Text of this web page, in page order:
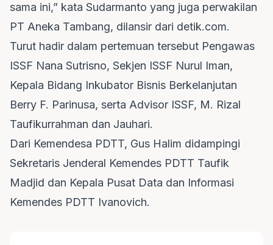
sama ini,” kata Sudarmanto yang juga perwakilan
PT Aneka Tambang, dilansir dari detik.com.
Turut hadir dalam pertemuan tersebut Pengawas
ISSF Nana Sutrisno, Sekjen ISSF Nurul Iman,
Kepala Bidang Inkubator Bisnis Berkelanjutan
Berry F. Parinusa, serta Advisor ISSF, M. Rizal
Taufikurrahman dan Jauhari.
Dari Kemendesa PDTT, Gus Halim didampingi
Sekretaris Jenderal Kemendes PDTT Taufik
Madjid dan Kepala Pusat Data dan Informasi
Kemendes PDTT Ivanovich.